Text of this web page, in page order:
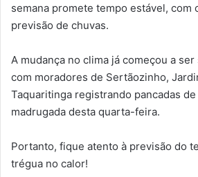
semana promete tempo estável, com
previsão de chuvas.
A mudança no clima já começou a
com moradores de Sertãozinho,
Taquaritinga registrando pancadas
madrugada desta quarta-feira.
Portanto, fique atento à previsão do
trégua no calor!